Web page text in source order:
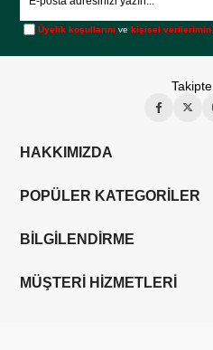
Üyelik koşullarını vekişisel verilerimin
HAKKIMIZDA
POPÜLER KATEGORİLER
BİLGİLENDİRME
MÜŞTERİ HİZMETLERİ